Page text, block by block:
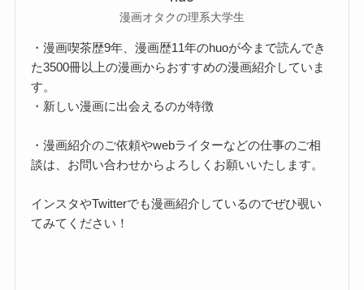
漫画オタクの理系大学生
・漫画喫茶歴9年、漫画歴11年のhuoが今まで読んでき
た3500冊以上の漫画からおすすめの漫画紹介していま
す。
・新しい漫画に出会えるのが特徴
・漫画紹介のご依頼やwebライターなどの仕事のご相
談は、お問い合わせからよろしくお願いいたします。
インスタやTwitterでも漫画紹介しているのでぜひ覗い
てみてください！